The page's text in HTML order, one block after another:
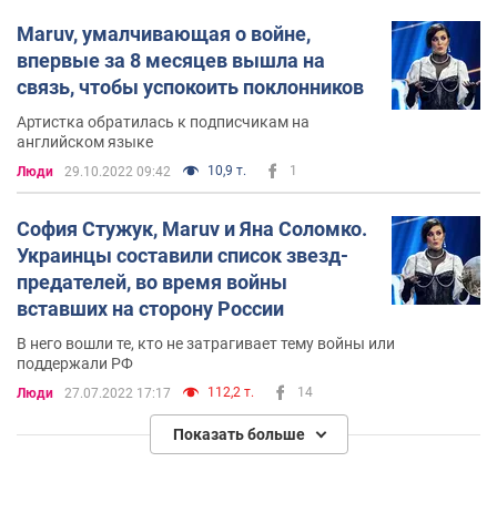
Maruv, умалчивающая о войне,
впервые за 8 месяцев вышла на
связь, чтобы успокоить поклонников
Артистка обратилась к подписчикам на
английском языке
Люди 29.10.2022 09:42 10,9 т. 1
София Стужук, Maruv и Яна Соломко.
Украинцы составили список звезд-
предателей, во время войны
вставших на сторону России
В него вошли те, кто не затрагивает тему войны или
поддержали РФ
Люди 27.07.2022 17:17 112,2 т. 14
Показать больше